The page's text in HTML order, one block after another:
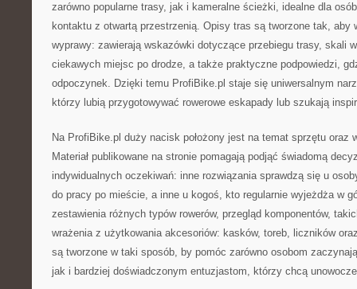
zarówno popularne trasy, jak i kameralne ścieżki, idealne dla
kontaktu z otwartą przestrzenią. Opisy tras są tworzone tak, aby
wyprawy: zawierają wskazówki dotyczące przebiegu trasy, skali
ciekawych miejsc po drodze, a także praktyczne podpowiedzi,
odpoczynek. Dzięki temu ProfiBike.pl staje się uniwersalnym
którzy lubią przygotowywać rowerowe eskapady lub szukają
Na ProfiBike.pl duży nacisk położony jest na temat sprzętu oraz
Materiał publikowane na stronie pomagają podjąć świadomą
indywidualnych oczekiwań: inne rozwiązania sprawdzą się u
do pracy po mieście, a inne u kogoś, kto regularnie wyjeżdża w
zestawienia różnych typów rowerów, przegląd komponentów,
wrażenia z użytkowania akcesoriów: kasków, toreb, liczników
są tworzone w taki sposób, by pomóc zarówno osobom
jak i bardziej doświadczonym entuzjastom, którzy chcą